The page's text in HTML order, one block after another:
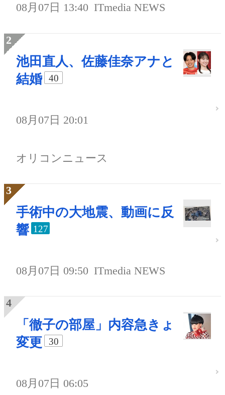
08月07日 13:40 ITmedia NEWS
池田直人、佐藤佳奈アナと
結婚
40
08月07日 20:01
オリコンニュース
手術中の大地震、動画に反
響 127
08月07日 09:50 ITmedia NEWS
「徹子の部屋」内容急きょ
変更
30
08月07日 06:05